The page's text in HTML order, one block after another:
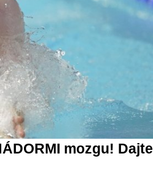
mozgu! Dajte